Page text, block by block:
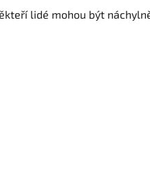
lidé mohou být